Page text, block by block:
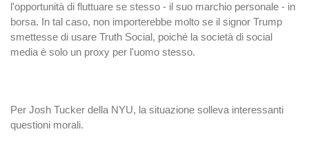
l'opportunità di fluttuare se stesso - il suo marchio personale - in
borsa. In tal caso, non importerebbe molto se il signor Trump
smettesse di usare Truth Social, poiché la società di social
media è solo un proxy per l'uomo stesso.
Per Josh Tucker della NYU, la situazione solleva interessanti
questioni morali.